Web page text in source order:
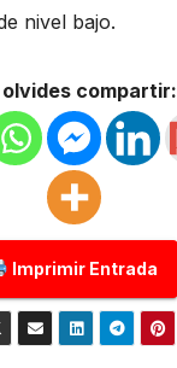
nivel bajo.
olvides compartir:
Imprimir Entrada